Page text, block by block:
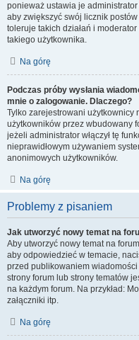
ponieważ ustawia je
aby zwiększyć swój licznik
toleruje takich działań i
takiego użytkownika.
Na górę
Podczas próby wysłania
mnie o zalogowanie. Dlaczego?
Tylko zarejestrowani użytkownicy
użytkowników przez wbudowany
jeżeli administrator włączył tę
nieprawidłowym używaniem
anonimowych użytkowników.
Na górę
Problemy z pisaniem
Jak utworzyć nowy temat na
Aby utworzyć nowy temat na
aby odpowiedzieć w temacie,
przed publikowaniem
strony forum lub strony tematów
na każdym forum. Na przykład:
załączniki itp.
Na górę